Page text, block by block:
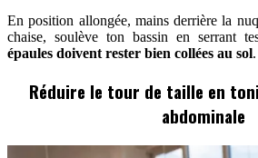
En position allongée, mains derrière la
chaise, soulève ton bassin en serrant
épaules doivent rester bien collées au sol.
Réduire le tour de taille en
abdominale